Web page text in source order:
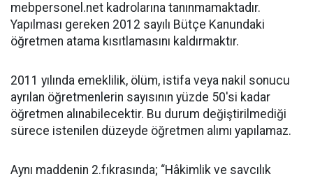
mebpersonel.net kadrolarına tanınmamaktadır.
Yapılması gereken 2012 sayılı Bütçe Kanundaki
öğretmen atama kısıtlamasını kaldırmaktır.
2011 yılında emeklilik, ölüm, istifa veya nakil sonucu
ayrılan öğretmenlerin sayısının yüzde 50'si kadar
öğretmen alınabilecektir. Bu durum değiştirilmediği
sürece istenilen düzeyde öğretmen alımı yapılamaz.
Aynı maddenin 2.fıkrasında; “Hâkimlik ve savcılık